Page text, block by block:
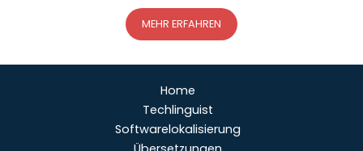
MEHR ERFAHREN
Home
Techlinguist
Softwarelokalisierung